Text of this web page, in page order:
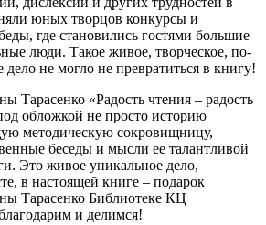
юных творцов конкурсы и
где становились гостями большие
люди. Такое живое, творческое, по-
не могло не превратиться в книгу!
Тарасенко «Радость чтения – радость
обложкой не просто историю
методическую сокровищницу,
беседы и мысли ее талантливой
Это живое уникальное дело,
в настоящей книге – подарок
Тарасенко Библиотеке КЦ
и делимся!